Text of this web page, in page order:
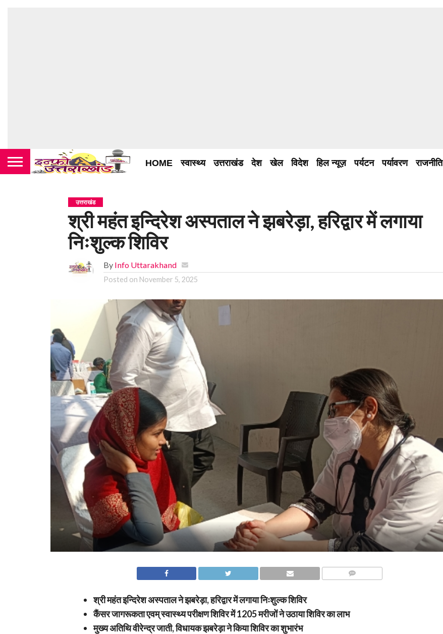
HOME स्वास्थ्य उत्तराखंड देश खेल विदेश हिल न्यूज़ पर्यटन पर्यावरण राजनीति
उत्तराखंड
श्री महंत इन्दिरेश अस्पताल ने झबरेड़ा, हरिद्वार में लगाया
निःशुल्क शिविर
By Info Uttarakhand
Posted on November 5, 2025
श्री महंत इन्दिरेश अस्पताल ने झबरेड़ा, हरिद्वार में लगाया निःशुल्क शिविर
कैंसर जागरूकता एवम् स्वास्थ्य परीक्षण शिविर में 1205 मरीजों ने उठाया शिविर का लाभ
मुख्य अतिथि वीरेन्द्र जाती, विधायक झबरेड़ा ने किया शिविर का शुभारंभ